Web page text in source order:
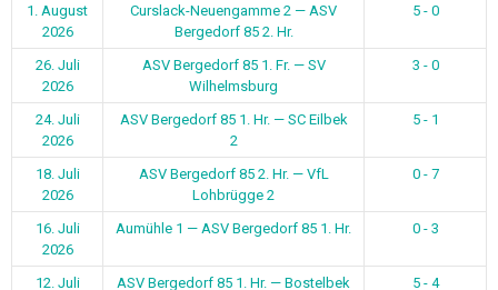
1. August
2026
Curslack-Neuengamme 2 — ASV
Bergedorf 85 2. Hr.
5 - 0
26. Juli
2026
ASV Bergedorf 85 1. Fr. — SV
Wilhelmsburg
3 - 0
24. Juli
2026
ASV Bergedorf 85 1. Hr. — SC Eilbek
2
5 - 1
18. Juli
2026
ASV Bergedorf 85 2. Hr. — VfL
Lohbrügge 2
0 - 7
16. Juli
2026
Aumühle 1 — ASV Bergedorf 85 1. Hr. 0 - 3
12. Juli
ASV Bergedorf 85 1. Hr. — Bostelbek
5 - 4